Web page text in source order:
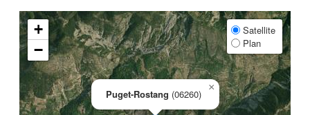
Puget-Rostang (06260)
×
+
−
Satellite
Plan